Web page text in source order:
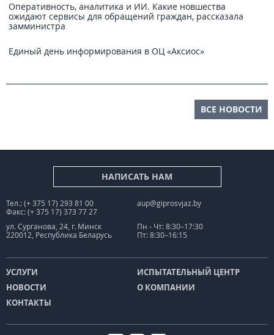
Оперативность, аналитика и ИИ. Какие новшества
ожидают сервисы для обращений граждан, рассказала
замминистра
Единый день информирования в ОЦ «Аксиос»
ВСЕ НОВОСТИ
НАПИСАТЬ НАМ
Тел.: (+ 375 17) 293 81 00
Факс: (+ 375 17) 373 77 27
aup@giprosvjaz.by
ул. Сурганова, 24, г. Минск
220012, Республика Беларусь
Пн - Чт: 8:30–17:30
Пт: 8:30–16:15
УСЛУГИ
ИСПЫТАТЕЛЬНЫЙ ЦЕНТР
НОВОСТИ
О КОМПАНИИ
КОНТАКТЫ